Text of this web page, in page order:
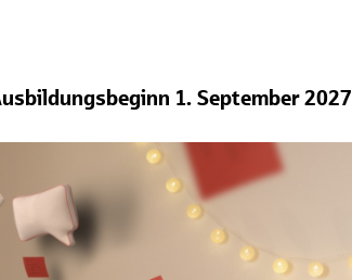
1. September 2027